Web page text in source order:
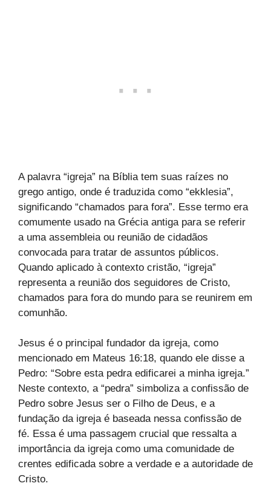
A palavra “igreja” na Bíblia tem suas raízes no
grego antigo, onde é traduzida como “ekklesia”,
significando “chamados para fora”. Esse termo era
comumente usado na Grécia antiga para se referir
a uma assembleia ou reunião de cidadãos
convocada para tratar de assuntos públicos.
Quando aplicado à contexto cristão, “igreja”
representa a reunião dos seguidores de Cristo,
chamados para fora do mundo para se reunirem em
comunhão.
Jesus é o principal fundador da igreja, como
mencionado em Mateus 16:18, quando ele disse a
Pedro: “Sobre esta pedra edificarei a minha igreja.”
Neste contexto, a “pedra” simboliza a confissão de
Pedro sobre Jesus ser o Filho de Deus, e a
fundação da igreja é baseada nessa confissão de
fé. Essa é uma passagem crucial que ressalta a
importância da igreja como uma comunidade de
crentes edificada sobre a verdade e a autoridade de
Cristo.